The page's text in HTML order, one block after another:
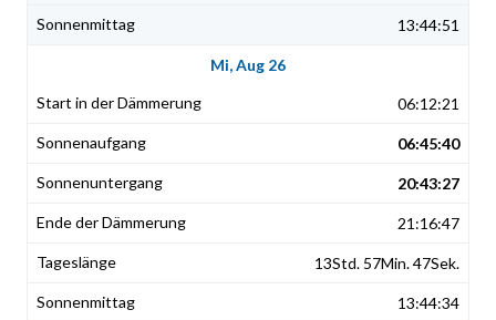
13:44:51
Mi, Aug 26
06:12:21
06:45:40
20:43:27
21:16:47
13Std. 57Min. 47Sek.
13:44:34